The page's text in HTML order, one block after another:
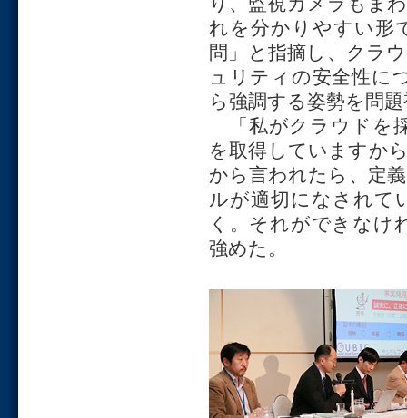
れを分かりやすい形
問」と指摘し、クラ
ュリティの安全性に
ら強調する姿勢を問
「私がクラウドを
を取得していますか
から言われたら、定
ルが適切になされて
く。それができなけ
強めた。